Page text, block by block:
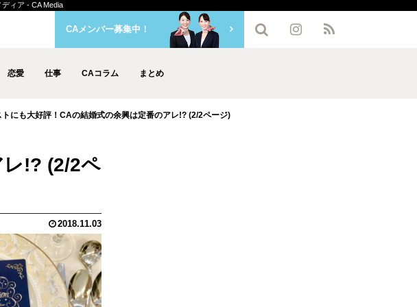
ィア - CA Media
恋愛 仕事 CAコラム まとめ
CAメンバー募集中！
トにも大好評！CAの結婚式の余興は定番のアレ!? (2/2ページ)
!? (2/2ペ
2018.11.03